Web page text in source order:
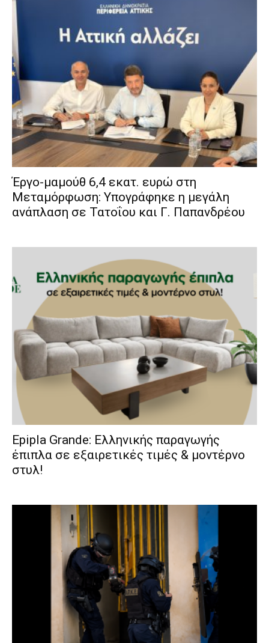
Έργο-μαμούθ 6,4 εκατ. ευρώ στη
Μεταμόρφωση: Υπογράφηκε η μεγάλη
ανάπλαση σε Τατοΐου και Γ. Παπανδρέου
Epipla Grande: Ελληνικής παραγωγής
έπιπλα σε εξαιρετικές τιμές & μοντέρνο
στυλ!